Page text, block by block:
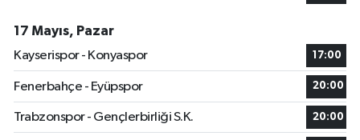
17 Mayıs, Pazar
Kayserispor - Konyaspor
17:00
Fenerbahçe - Eyüpspor 20:00
Trabzonspor - Gençlerbirliği S.K. 20:00